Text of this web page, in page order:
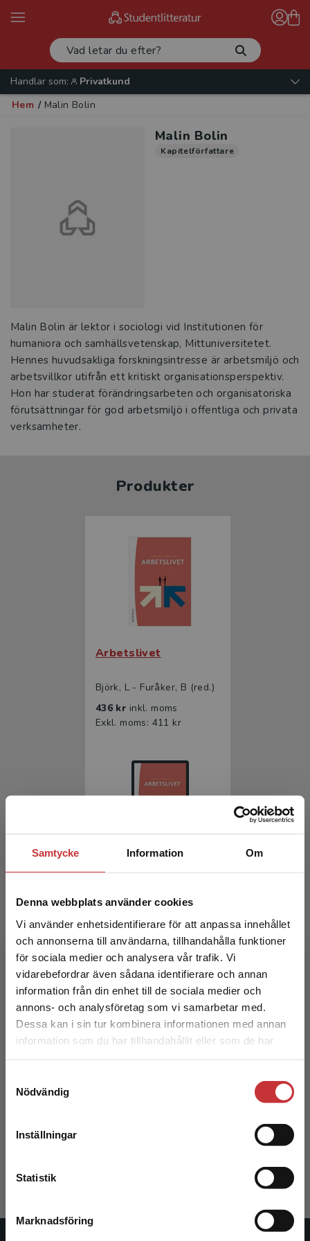
Samtycke Information Om
Denna webbplats använder cookies
Vi använder enhetsidentifierare för att anpassa innehållet
och annonserna till användarna, tillhandahålla funktioner
för sociala medier och analysera vår trafik. Vi
vidarebefordrar även sådana identifierare och annan
information från din enhet till de sociala medier och
annons- och analysföretag som vi samarbetar med.
Dessa kan i sin tur kombinera informationen med annan
information som du har tillhandahållit eller som de har
Nödvändig
Inställningar
Statistik
Marknadsföring
Begränsad fraktregion
Det verkar som att du besöker
studentlitteratur.se via en enhet utanför Sverige.
Vi erbjuder inte leveranser utanför Sverige. För
att kunna slutföra ett köp måste
Handlar som:
Privatkund
Hem / Malin Bolin
Malin Bolin
Kapitelförfattare
Malin Bolin är lektor i sociologi vid Institutionen för
humaniora och samhällsvetenskap, Mittuniversitetet.
Hennes huvudsakliga forskningsintresse är arbetsmiljö och
arbetsvillkor utifrån ett kritiskt organisationsperspektiv.
Hon har studerat förändringsarbeten och organisatoriska
förutsättningar för god arbetsmiljö i offentliga och privata
verksamheter.
Produkter
Arbetslivet
Björk, L - Furåker, B (red.)
436 kr inkl. moms
Exkl. moms: 411 kr
Arbetslivet
275 krinkl. moms
Exkl. moms: 259 kr